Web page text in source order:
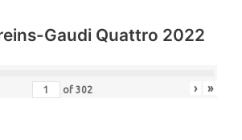
Gaudi Quattro 2022
of 302 › »